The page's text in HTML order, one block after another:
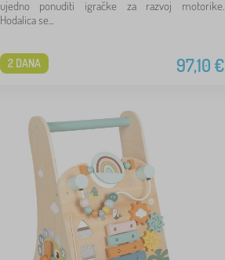
ujedno ponuditi igračke za razvoj motorike.
Hodalica se...
97,10€
2 DANA